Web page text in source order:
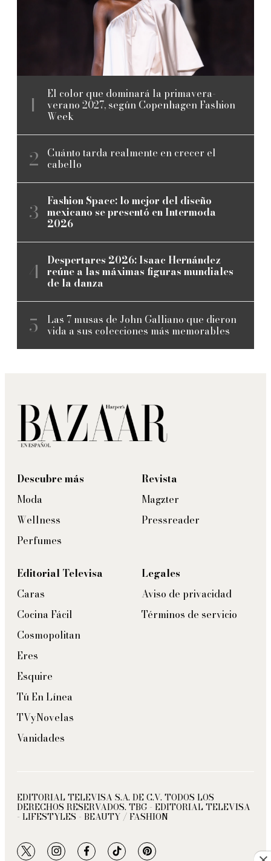
El color que dominará la primavera-
verano 2027, según Copenhagen Fashion
Week
Cuánto tarda realmente en crecer el
cabello
Fashion Space: lo mejor del diseño
mexicano se presentó en Intermoda
2026
Despertares 2026: Isaac Hernández
reúne a las máximas figuras mundiales
de la danza
Las 7 musas de John Galliano que dieron
vida a sus colecciones más memorables
Descubre más
Moda
Wellness
Perfumes
Revista
Magzter
Pressreader
Editorial Televisa
Caras
Cocina Fácil
Cosmopolitan
Eres
Esquire
Tú En Línea
TVyNovelas
Vanidades
Legales
Aviso de privacidad
Términos de servicio
EDITORIAL TELEVISA S.A. DE C.V. TODOS LOS
DERECHOS RESERVADOS. TBG - EDITORIAL TELEVISA
- LIFESTYLES - BEAUTY / FASHION
twitterinstagramfacebooktiktokpinterest